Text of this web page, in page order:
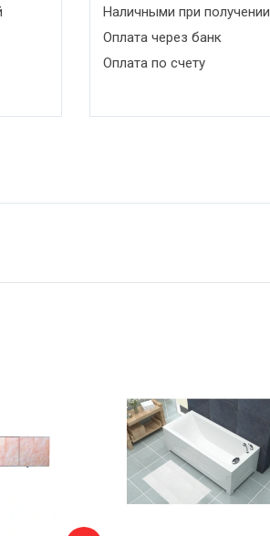
Наличными при получении
Оплата через банк
Оплата по счету